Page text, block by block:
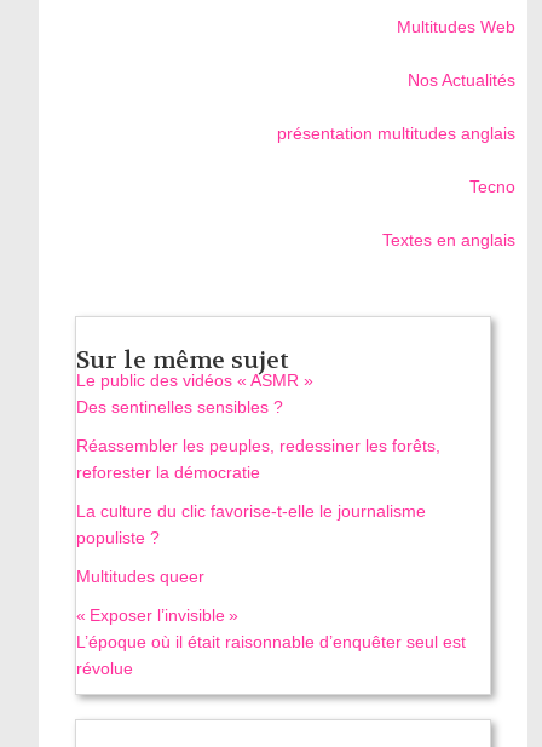
Multitudes Web
Nos Actualités
présentation multitudes anglais
Tecno
Textes en anglais
Sur le même sujet
Le public des vidéos « ASMR »
Des sentinelles sensibles ?
Réassembler les peuples, redessiner les forêts,
reforester la démocratie
La culture du clic favorise-t-elle le journalisme
populiste ?
Multitudes queer
« Exposer l’invisible »
L’époque où il était raisonnable d’enquêter seul est
révolue